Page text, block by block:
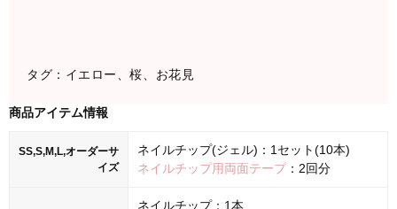
タグ：イエロー、桜、お花見
商品アイテム情報
SS,S,M,L,オーダーサ
イズ
ネイルチップ(ジェル)：1セット(10本)
ネイルチップ用両面テープ：2回分
ネイルチップ：1本